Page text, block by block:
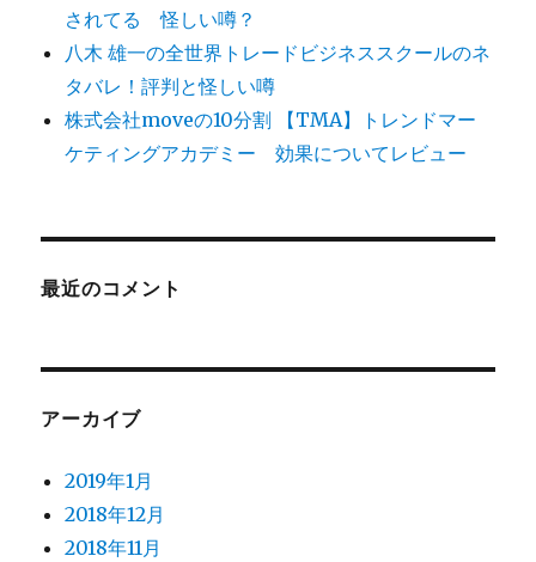
されてる 怪しい噂？
八木 雄一の全世界トレードビジネススクールのネ
タバレ！評判と怪しい噂
株式会社moveの10分割 【TMA】トレンドマー
ケティングアカデミー 効果についてレビュー
最近のコメント
アーカイブ
2019年1月
2018年12月
2018年11月